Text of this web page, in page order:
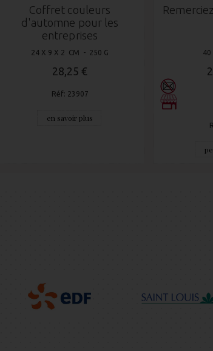
Coffret couleurs
d'automne pour les
entreprises
24 X 9 X 2 CM - 250 G
28,25 €
Réf: 23907
en savoir plus
40